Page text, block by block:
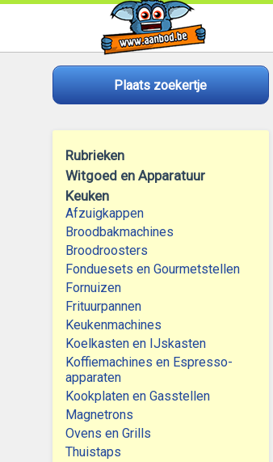
Plaats zoekertje
Rubrieken
Witgoed en Apparatuur
Keuken
Afzuigkappen
Broodbakmachines
Broodroosters
Fonduesets en Gourmetstellen
Fornuizen
Frituurpannen
Keukenmachines
Koelkasten en IJskasten
Koffiemachines en Espresso-
apparaten
Kookplaten en Gasstellen
Magnetrons
Ovens en Grills
Thuistaps